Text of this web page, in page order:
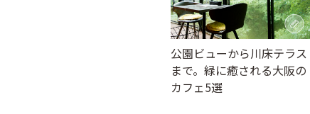
公園ビューから川床テラス
まで。緑に癒される大阪の
カフェ5選